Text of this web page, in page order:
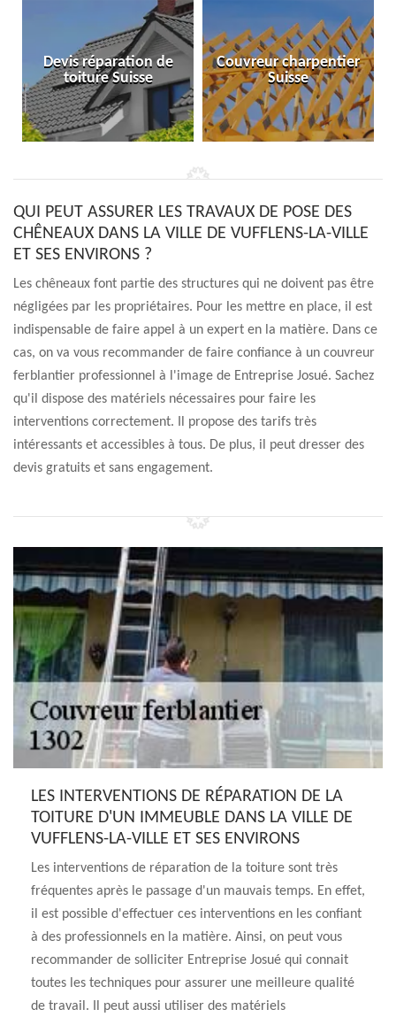
Devis réparation de
toiture Suisse
Couvreur charpentier
Suisse
QUI PEUT ASSURER LES TRAVAUX DE POSE DES
CHÊNEAUX DANS LA VILLE DE VUFFLENS-LA-VILLE
ET SES ENVIRONS ?
Les chêneaux font partie des structures qui ne doivent pas être
négligées par les propriétaires. Pour les mettre en place, il est
indispensable de faire appel à un expert en la matière. Dans ce
cas, on va vous recommander de faire confiance à un couvreur
ferblantier professionnel à l'image de Entreprise Josué. Sachez
qu'il dispose des matériels nécessaires pour faire les
interventions correctement. Il propose des tarifs très
intéressants et accessibles à tous. De plus, il peut dresser des
devis gratuits et sans engagement.
LES INTERVENTIONS DE RÉPARATION DE LA
TOITURE D'UN IMMEUBLE DANS LA VILLE DE
VUFFLENS-LA-VILLE ET SES ENVIRONS
Les interventions de réparation de la toiture sont très
fréquentes après le passage d'un mauvais temps. En effet,
il est possible d'effectuer ces interventions en les confiant
à des professionnels en la matière. Ainsi, on peut vous
recommander de solliciter Entreprise Josué qui connait
toutes les techniques pour assurer une meilleure qualité
de travail. Il peut aussi utiliser des matériels